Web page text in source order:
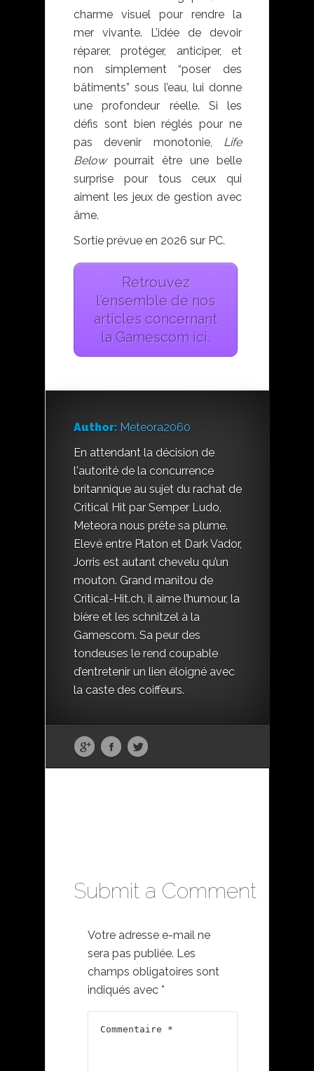
charme visuel pour rendre la
mer vivante. L’idée de devoir
réparer, protéger, anticiper, et
non simplement “poser des
bâtiments” sous l’eau, lui donne
une profondeur réelle. Si les
défis sont bien réglés pour ne
pas devenir monotonie, Life
Belowpourrait être une belle
surprise pour tous ceux qui
aiment les jeux de gestion avec
âme.
Sortie prévue en 2026 sur PC.
Retrouvez
l’ensemble de nos
articles concernant
la Gamescom ici.
Author: Meteora2060
En attendant la décision de
l'autorité de la concurrence
britannique au sujet du rachat de
Critical Hit par Semper Ludo,
Meteora nous prête sa plume.
Elevé entre Platon et Dark Vador,
Jorris est autant chevelu qu’un
mouton. Grand manitou de
Critical-Hit.ch, il aime l’humour, la
bière et les schnitzel à la
Gamescom. Sa peur des
tondeuses le rend coupable
d’entretenir un lien éloigné avec
la caste des coiffeurs.
Submit a Comment
Votre adresse e-mail ne
sera pas publiée. Les
champs obligatoires sont
indiqués avec *